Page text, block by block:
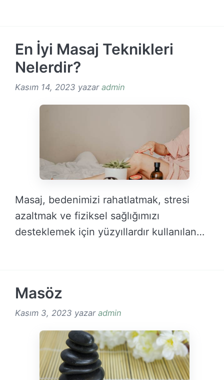
En İyi Masaj Teknikleri
Nelerdir?
Kasım 14, 2023 yazar admin
Masaj, bedenimizi rahatlatmak, stresi
azaltmak ve fiziksel sağlığımızı
desteklemek için yüzyıllardır kullanılan
Masöz
Kasım 3, 2023 yazar admin